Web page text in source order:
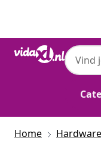
Home Hardware